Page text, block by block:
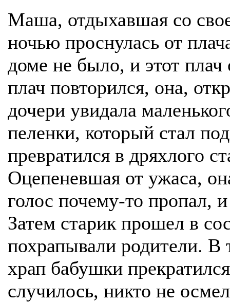
Маша, отдыхавшая со
ночью проснулась от
доме не было, и этот плач
плач повторился, она,
дочери увидала
пеленки, который стал
превратился в дряхлого
Оцепеневшая от ужаса,
голос почему-то пропал,
Затем старик прошел в
похрапывали родители. В
храп бабушки
случилось, никто не